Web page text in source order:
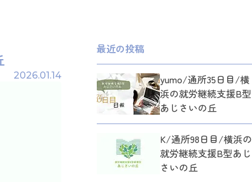
2026.01.14
最近の投稿
yumo/通所35日目/横
浜の就労継続支援B型
あじさいの丘
K/通所98日目/横浜の
就労継続支援B型あじ
さいの丘